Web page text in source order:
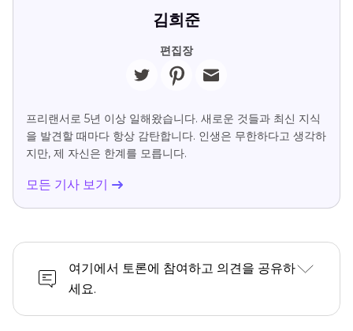
김희준
편집장
프리랜서로 5년 이상 일해왔습니다. 새로운 것들과 최신 지식
을 발견할 때마다 항상 감탄합니다. 인생은 무한하다고 생각하
지만, 제 자신은 한계를 모릅니다.
모든 기사 보기
여기에서 토론에 참여하고 의견을 공유하
세요.